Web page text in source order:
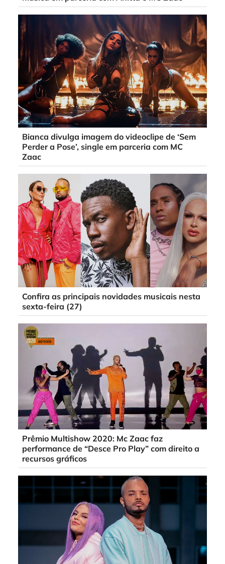
Bianca divulga imagem do videoclipe de ‘Sem
Perder a Pose’, single em parceria com MC
Zaac
Confira as principais novidades musicais nesta
sexta-feira (27)
Prêmio Multishow 2020: Mc Zaac faz
performance de “Desce Pro Play” com direito a
recursos gráficos